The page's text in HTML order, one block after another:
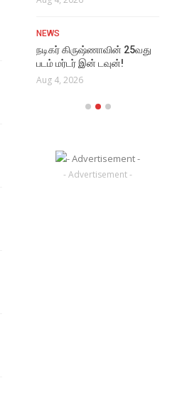
NEWS
நடிகர் கிருஷ்ணாவின் 25வது
படம் மர்டர் இன் டவுன்!
Aug 4, 2026
- Advertisement -